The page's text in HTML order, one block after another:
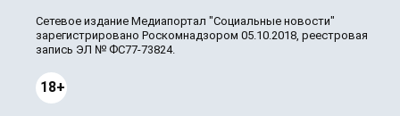
Сетевое издание Медиапортал "Социальные новости"
зарегистрировано Роскомнадзором 05.10.2018, реестровая
запись ЭЛ № ФС77-73824.
18+